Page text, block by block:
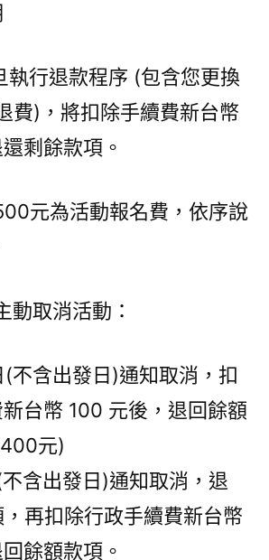
執行退款程序 (包含您更換
費)，將扣除手續費新台幣
剩餘款項。
元為活動報名費，依序說
動取消活動：
不含出發日)通知取消，扣
台幣 100 元後，退回餘額
元)
含出發日)通知取消，退
再扣除行政手續費新台幣
餘額款項。